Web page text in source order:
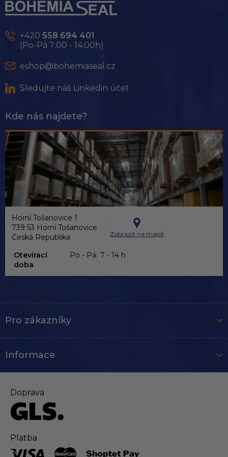
p
+420 558 694 401
(Po-Pá 7:00 - 14:00h)
eshop@bohemiaseal.cz
Sledujte náš Linkedin účet
Pro zákazníky
Informace
Kde nás najdete?
Horní Tošanovice 1
739 53 Horní Tošanovice
Česká Republika
Zobrazit na mapě
Otevírací
doba
Po - Pá: 7 - 14 h
Doprava
Platba